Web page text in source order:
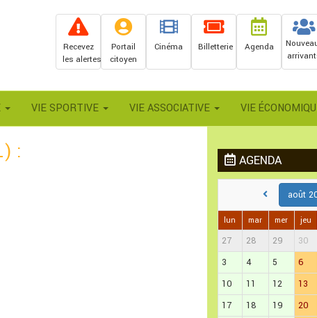
Agenda
Billetterie
Cinéma
Portail
citoyen
Recevez
les alertes
VIE SPORTIVE VIE ASSOCIATIVE VIE
: AGENDA
août
lun mar mer jeu
27 28 29 30
3
4 5 6
10
11 12 13
17
18 19 20